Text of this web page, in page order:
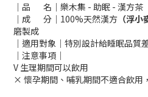
｜品 名｜樂木集 - 助眠 - 漢方茶
｜成 分｜100%天然漢方 （浮
磨製成
｜適用對象｜特別設計給睡眠品質
｜注意事項｜
V 生理期間可以飲用
× 懷孕期間、哺乳期間不適合飲用